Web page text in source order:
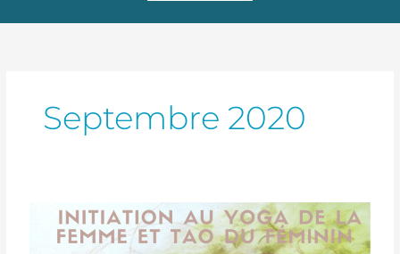
Septembre 2020
d’initiation